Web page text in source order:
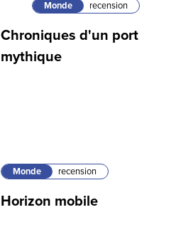
Monde recension
Chroniques d'un port
mythique
Monde recension
Horizon mobile